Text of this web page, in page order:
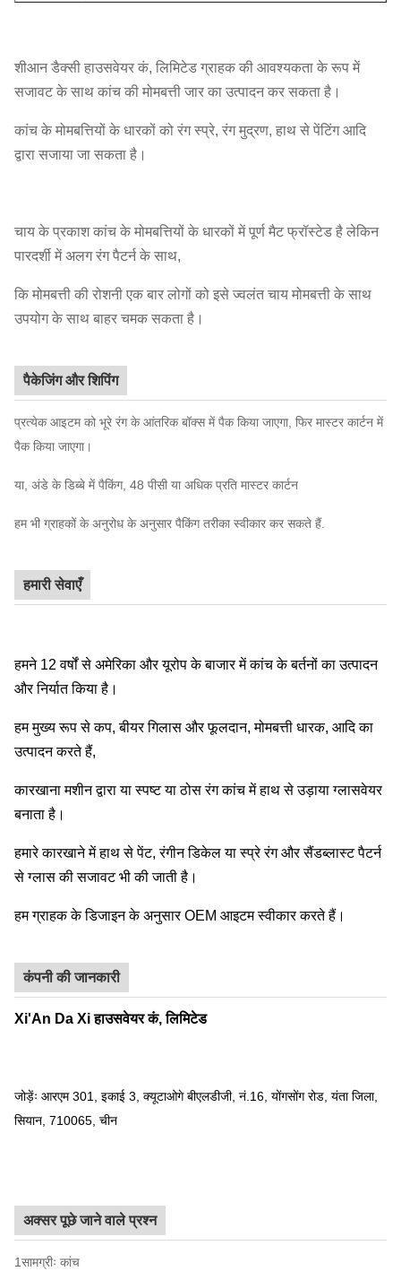
शीआन डैक्सी हाउसवेयर कं, लिमिटेड ग्राहक की आवश्यकता के रूप में
सजावट के साथ कांच की मोमबत्ती जार का उत्पादन कर सकता है।
कांच के मोमबत्तियों के धारकों को रंग स्प्रे, रंग मुद्रण, हाथ से पेंटिंग आदि
द्वारा सजाया जा सकता है।
चाय के प्रकाश कांच के मोमबत्तियों के धारकों में पूर्ण मैट फ्रॉस्टेड है लेकिन
पारदर्शी में अलग रंग पैटर्न के साथ,
कि मोमबत्ती की रोशनी एक बार लोगों को इसे ज्वलंत चाय मोमबत्ती के साथ
उपयोग के साथ बाहर चमक सकता है।
पैकेजिंग और शिपिंग
प्रत्येक आइटम को भूरे रंग के आंतरिक बॉक्स में पैक किया जाएगा, फिर मास्टर कार्टन में
पैक किया जाएगा।
या, अंडे के डिब्बे में पैकिंग, 48 पीसी या अधिक प्रति मास्टर कार्टन
हम भी ग्राहकों के अनुरोध के अनुसार पैकिंग तरीका स्वीकार कर सकते हैं.
हमारी सेवाएँ
हमने 12 वर्षों से अमेरिका और यूरोप के बाजार में कांच के बर्तनों का उत्पादन
और निर्यात किया है।
हम मुख्य रूप से कप, बीयर गिलास और फूलदान, मोमबत्ती धारक, आदि का
उत्पादन करते हैं,
कारखाना मशीन द्वारा या स्पष्ट या ठोस रंग कांच में हाथ से उड़ाया ग्लासवेयर
बनाता है।
हमारे कारखाने में हाथ से पेंट, रंगीन डिकेल या स्प्रे रंग और सैंडब्लास्ट पैटर्न
से ग्लास की सजावट भी की जाती है।
हम ग्राहक के डिजाइन के अनुसार OEM आइटम स्वीकार करते हैं।
कंपनी की जानकारी
Xi'An Da Xi हाउसवेयर कं, लिमिटेड
जोड़ेंः आरएम 301, इकाई 3, क्यूटाओगे बीएलडीजी, नं.16, योंगसोंग रोड, यंता जिला,
सियान, 710065, चीन
अक्सर पूछे जाने वाले प्रश्न
1सामग्रीः कांच